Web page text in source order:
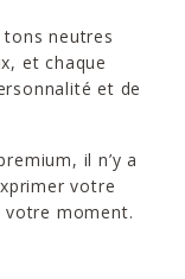
tons neutres
et chaque
et de
il n’y a
votre
votre moment.